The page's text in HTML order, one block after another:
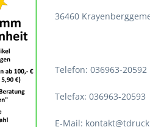
36460
Telefon: 036963-20592
Telefax: 036963-20593
E-Mail: